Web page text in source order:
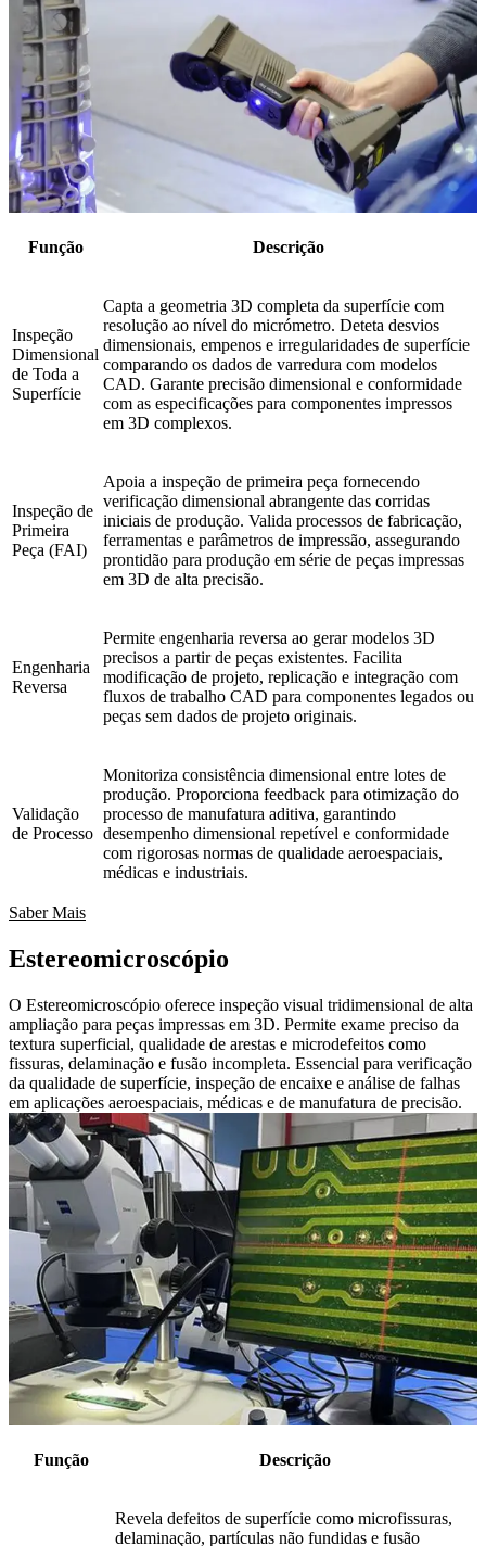
Função Descrição
Inspeção
Dimensional
de Toda a
Superfície
Capta a geometria 3D completa da superfície com
resolução ao nível do micrómetro. Deteta desvios
dimensionais, empenos e irregularidades de superfície
comparando os dados de varredura com modelos
CAD. Garante precisão dimensional e conformidade
com as especificações para componentes impressos
em 3D complexos.
Inspeção de
Primeira
Peça (FAI)
Apoia a inspeção de primeira peça fornecendo
verificação dimensional abrangente das corridas
iniciais de produção. Valida processos de fabricação,
ferramentas e parâmetros de impressão, assegurando
prontidão para produção em série de peças impressas
em 3D de alta precisão.
Engenharia
Reversa
Permite engenharia reversa ao gerar modelos 3D
precisos a partir de peças existentes. Facilita
modificação de projeto, replicação e integração com
fluxos de trabalho CAD para componentes legados ou
peças sem dados de projeto originais.
Validação
de Processo
Monitoriza consistência dimensional entre lotes de
produção. Proporciona feedback para otimização do
processo de manufatura aditiva, garantindo
desempenho dimensional repetível e conformidade
com rigorosas normas de qualidade aeroespaciais,
médicas e industriais.
Saber Mais
Estereomicroscópio
O Estereomicroscópio oferece inspeção visual tridimensional de alta
ampliação para peças impressas em 3D. Permite exame preciso da
textura superficial, qualidade de arestas e microdefeitos como
fissuras, delaminação e fusão incompleta. Essencial para verificação
da qualidade de superfície, inspeção de encaixe e análise de falhas
em aplicações aeroespaciais, médicas e de manufatura de precisão.
Função Descrição
Revela defeitos de superfície como microfissuras,
delaminação, partículas não fundidas e fusão